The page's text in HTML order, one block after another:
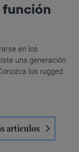
función
en los
una generación
los rugged
artículos